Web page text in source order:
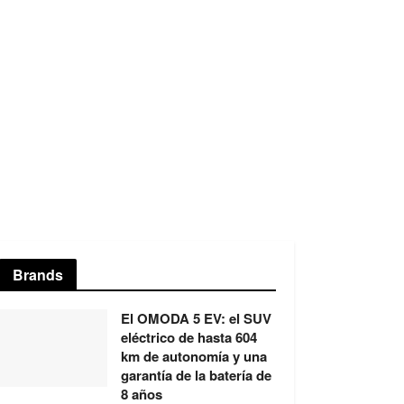
Brands
El OMODA 5 EV: el SUV
eléctrico de hasta 604
km de autonomía y una
garantía de la batería de
8 años